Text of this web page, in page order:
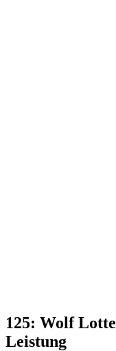
125: Wolf
Leistung